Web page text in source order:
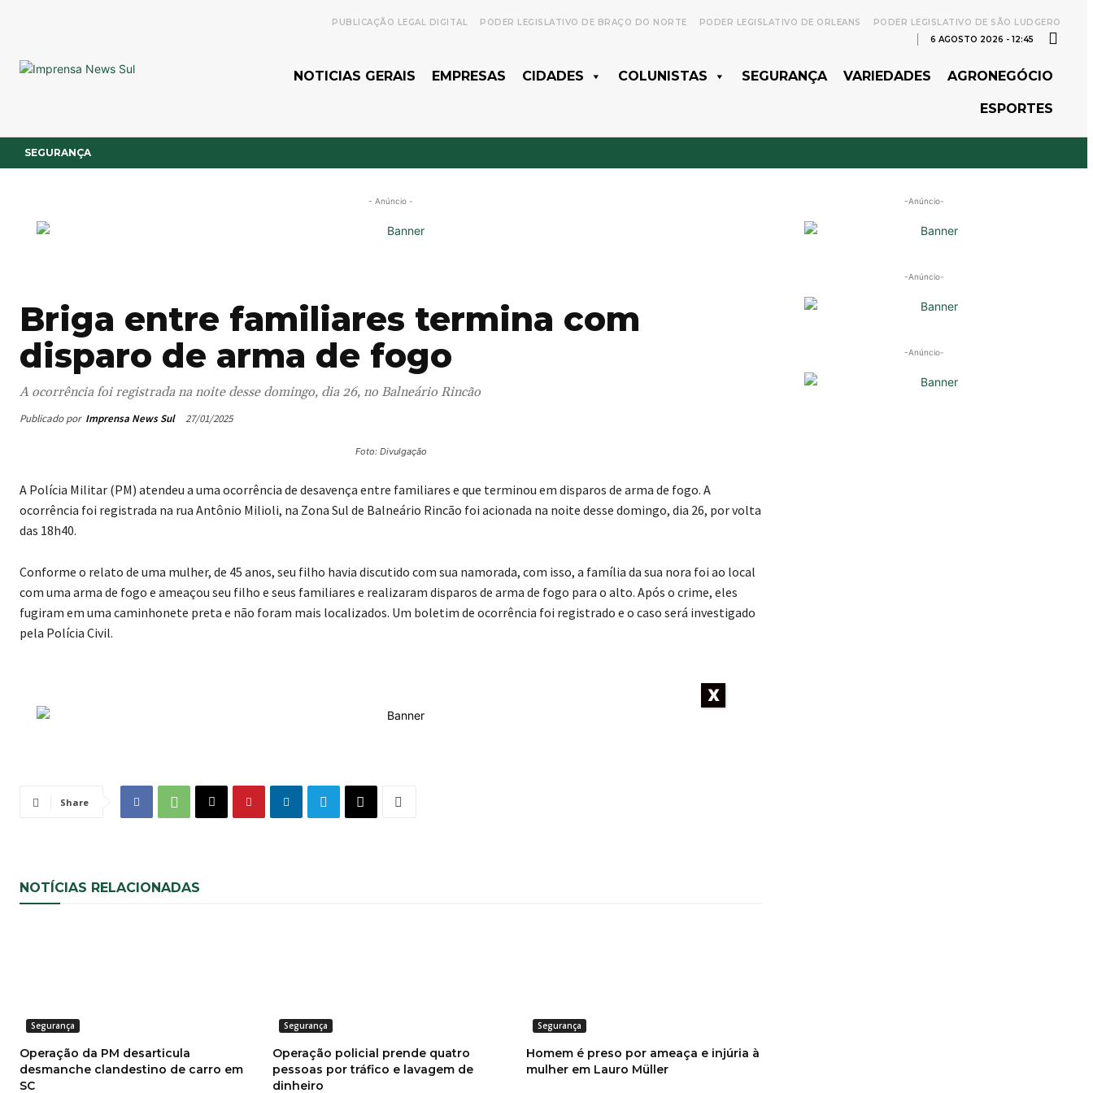
PUBLICAÇÃO LEGAL DIGITAL PODER LEGISLATIVO DE BRAÇO DO NORTE PODER LEGISLATIVO DE ORLEANS
PODER LEGISLATIVO DE SÃO LUDGERO
6 AGOSTO 2026 - 12:45
NOTICIAS GERAIS EMPRESAS CIDADES COLUNISTAS SEGURANÇA VARIEDADES AGRONEGÓCIO
ESPORTES
SEGURANÇA
- Anúncio -
Briga entre familiares termina com
disparo de arma de fogo
A ocorrência foi registrada na noite desse domingo, dia 26, no Balneário Rincão
Publicado por Imprensa News Sul 27/01/2025
Foto: Divulgação
A Polícia Militar (PM) atendeu a uma ocorrência de desavença entre familiares e que terminou em disparos de arma de fogo. A
ocorrência foi registrada na rua Antônio Milioli, na Zona Sul de Balneário Rincão foi acionada na noite desse domingo, dia 26, por volta
das 18h40.
Conforme o relato de uma mulher, de 45 anos, seu filho havia discutido com sua namorada, com isso, a família da sua nora foi ao local
com uma arma de fogo e ameaçou seu filho e seus familiares e realizaram disparos de arma de fogo para o alto. Após o crime, eles
fugiram em uma caminhonete preta e não foram mais localizados. Um boletim de ocorrência foi registrado e o caso será investigado
pela Polícia Civil.
Share
NOTÍCIAS RELACIONADAS
Segurança
Operação da PM desarticula
desmanche clandestino de carro em
SC
Segurança
Operação policial prende quatro
pessoas por tráfico e lavagem de
dinheiro
Segurança
Homem é preso por ameaça e injúria à
mulher em Lauro Müller
-Anúncio-
-Anúncio-
-Anúncio-
X